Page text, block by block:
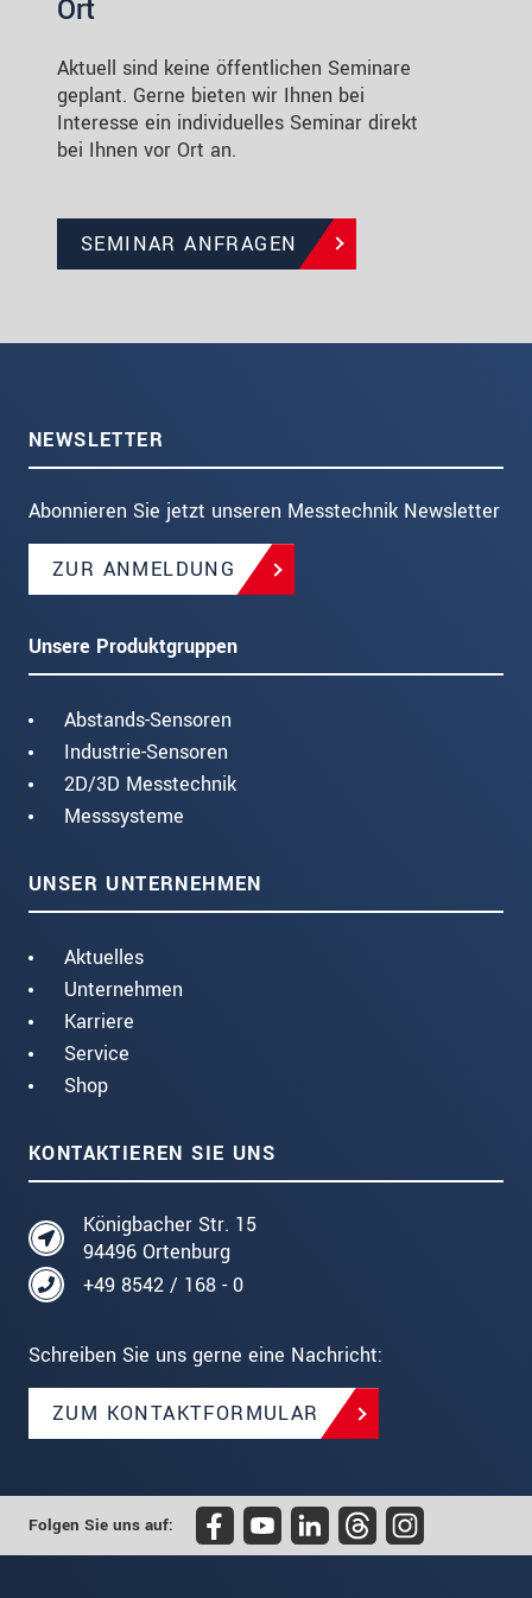
Ort
Aktuell sind keine öffentlichen Seminare
geplant. Gerne bieten wir Ihnen bei
Interesse ein individuelles Seminar direkt
bei Ihnen vor Ort an.
SEMINAR ANFRAGEN
NEWSLETTER
Abonnieren Sie jetzt unseren Messtechnik Newsletter
ZUR ANMELDUNG
Unsere Produktgruppen
Abstands-Sensoren
Industrie-Sensoren
2D/3D Messtechnik
Messsysteme
UNSER UNTERNEHMEN
Aktuelles
Unternehmen
Karriere
Service
Shop
KONTAKTIEREN SIE UNS
Königbacher Str. 15
94496 Ortenburg
+49 8542 / 168 - 0
Schreiben Sie uns gerne eine Nachricht:
ZUM KONTAKTFORMULAR
Folgen Sie uns auf: